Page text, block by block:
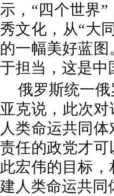
示，“四个世界
秀文化，从“大
的一幅美好蓝
于担当，这是中
俄罗斯统一
亚克说，此次
人类命运共同
责任的政党才
此宏伟的目标
建人类命运共同